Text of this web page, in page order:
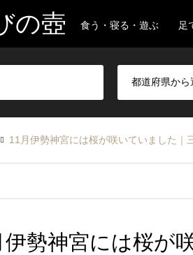
の壺 食う・寝る・遊ぶ 足
11月伊勢神宮には桜が咲いていました｜
伊勢神宮には桜が